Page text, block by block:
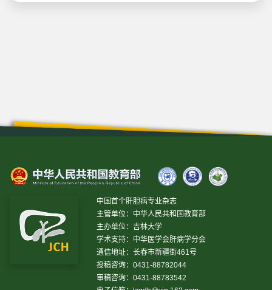
中国首个肝胆病专业杂志
主管单位：中华人民共和国教育部
主办单位：吉林大学
学术支持：中华医学会肝病学分会
通信地址：长春市新疆街461号
投稿咨询：0431-88782044
审稿咨询：0431-88783542